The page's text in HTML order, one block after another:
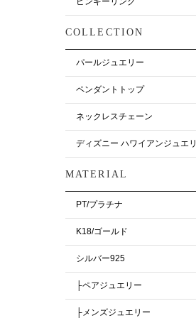
COLLECTION
パールジュエリー
ペンダントトップ
ネックレスチェーン
ディズニー ハワイアンジュエ
MATERIAL
PT/プラチナ
K18/ゴールド
シルバー925
├ペアジュエリー
├メンズジュエリー